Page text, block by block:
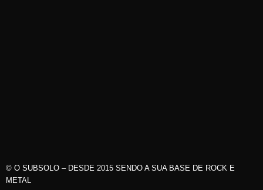
© O SUBSOLO – DESDE 2015 SENDO A SUA BASE DE ROCK E
METAL